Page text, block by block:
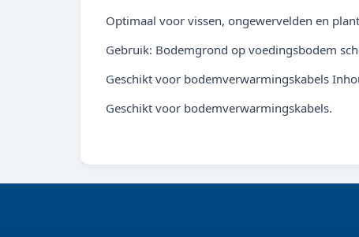
Optimaal voor vissen, ongewervelden en
Gebruik: Bodemgrond op voedingsbodem
Geschikt voor bodemverwarmingskabels
Geschikt voor bodemverwarmingskabels.